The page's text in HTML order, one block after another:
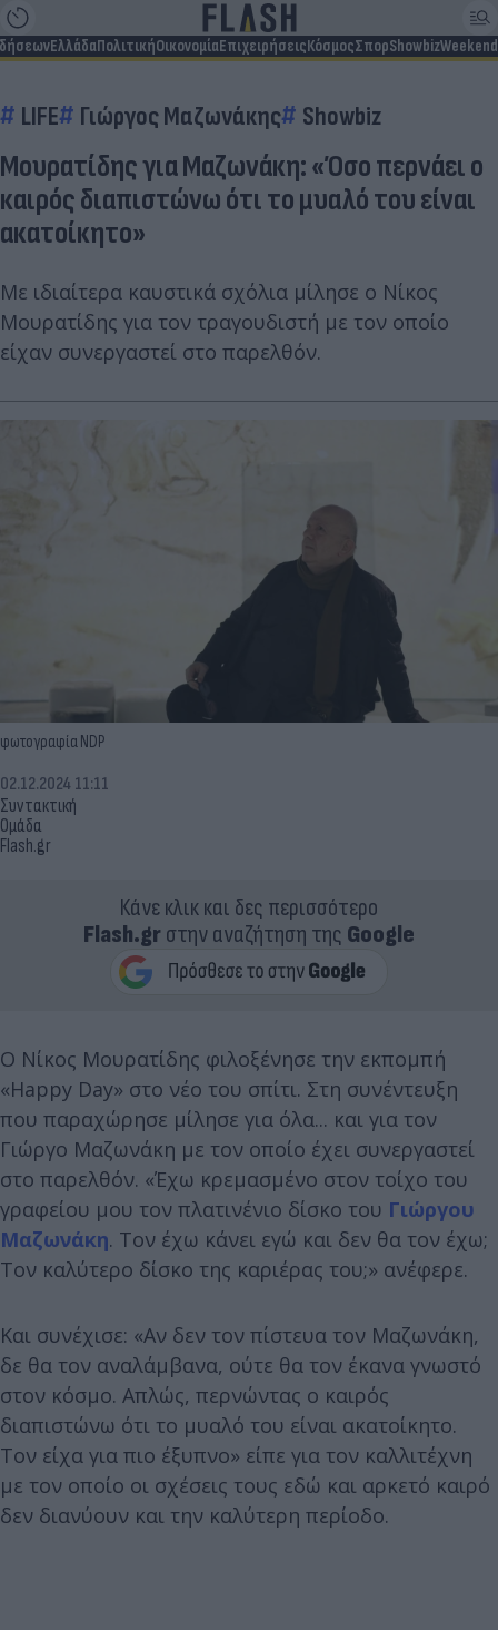
ΕλλάδαΠολιτικήΟικονομίαΕπιχειρήσειςΚόσμοςΣπορShowbizWeekend
LIFE Γιώργος Μαζωνάκης Showbiz
Μουρατίδης για Μαζωνάκη: «Όσο περνάει ο
καιρός διαπιστώνω ότι το μυαλό του είναι
ακατοίκητο»
Με ιδιαίτερα καυστικά σχόλια μίλησε ο Νίκος
Μουρατίδης για τον τραγουδιστή με τον οποίο
είχαν συνεργαστεί στο παρελθόν.
φωτογραφία NDP
Συντακτική
Ομάδα
Flash.gr
02.12.2024 11:11
Κάνε κλικ και δες περισσότερο
Flash.grστην αναζήτηση της Google
Ο Νίκος Μουρατίδης φιλοξένησε την εκπομπή
«Happy Day» στο νέο του σπίτι. Στη συνέντευξη
που παραχώρησε μίλησε για όλα... και για τον
Γιώργο Μαζωνάκη με τον οποίο έχει συνεργαστεί
στο παρελθόν. «Έχω κρεμασμένο στον τοίχο του
γραφείου μου τον πλατινένιο δίσκο του Γιώργου
Μαζωνάκη. Τον έχω κάνει εγώ και δεν θα τον έχω;
Τον καλύτερο δίσκο της καριέρας του;» ανέφερε.
Και συνέχισε: «Αν δεν τον πίστευα τον Μαζωνάκη,
δε θα τον αναλάμβανα, ούτε θα τον έκανα γνωστό
στον κόσμο. Απλώς, περνώντας ο καιρός
διαπιστώνω ότι το μυαλό του είναι ακατοίκητο.
Τον είχα για πιο έξυπνο» είπε για τον καλλιτέχνη
με τον οποίο οι σχέσεις τους εδώ και αρκετό καιρό
δεν διανύουν και την καλύτερη περίοδο.